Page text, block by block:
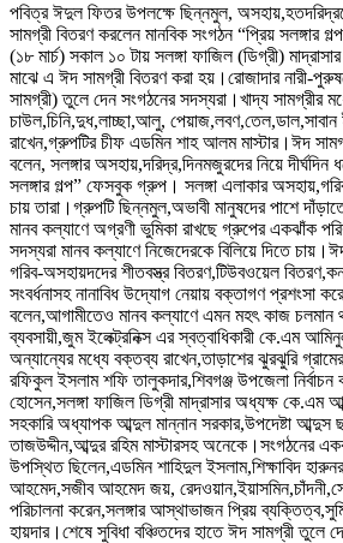
পবিত্র ঈদুল ফিতর উপলক্ষে ছিন্নমুল,
সামগ্রী বিতরণ করলেন মানবিক সংগঠন “প্রিয়
(১৮ মার্চ) সকাল ১০ টায় সলঙ্গা ফাজিল (ডিগ্রী)
মাঝে এ ঈদ সামগ্রী বিতরণ করা হয়।রোজাদার নারী-
সামগ্রী) তুলে দেন সংগঠনের সদস্যরা।খাদ্য সামগ্রীর
চাউল,চিনি,দুধ,লাচ্ছা,আলু,
রাখেন,গ্রুপটির চীফ এডমিন শাহ আলম মাস্টার।ঈদ
বলেন, সলঙ্গার অসহায়,দরিদ্র,দিনমজুরদের নিয়ে
সলঙ্গার গল্প” ফেসবুক গ্রুপ। সলঙ্গা এলাকার
চায় তারা।গ্রুপটি ছিন্নমুল,অভাবী মানুষদের পাশে
মানব কল্যাণে অগ্রণী ভুমিকা রাখছে গ্রুপের একঝাঁক
সদস্যরা মানব কল্যাণে নিজেদেরকে বিলিয়ে দিতে
গরিব-অসহায়দদের শীতবস্ত্র বিতরণ,টিউবওয়েল
সংবর্ধনাসহ নানাবিধ উদ্যোগ নেয়ায় বক্তাগণ প্রশংসা
বলেন,আগামীতেও মানব কল্যাণে এমন মহৎ কাজ চলমান
ব্যবসায়ী,জুম ইলেক্ট্রনিক্স এর স্বত্বাধিকারী কে.এম
অন্যান্যের মধ্যে বক্তব্য রাখেন,তাড়াশের ঝুরঝুরি গ্রামের
রফিকুল ইসলাম শফি তালুকদার,শিবগঞ্জ উপজেলা নির্বাচন
হোসেন,সলঙ্গা ফাজিল ডিগ্রী মাদ্রাসার অধ্যক্ষ কে.এম
সহকারি অধ্যাপক আব্দুল মান্নান সরকার,উপদেষ্টা আব্দুস
তাজউদ্দীন,আব্দুর রহিম মাস্টারসহ অনেকে।সংগঠনের
উপস্থিত ছিলেন,এডমিন শাহিদুল ইসলাম,শিক্ষাবিদ
আহমেদ,সজীব আহমেদ জয়,
পরিচালনা করেন,সলঙ্গার আস্থাভাজন প্রিয়
হায়দার।শেষে সুবিধা বঞ্চিতদের হাতে ঈদ সামগ্রী তুলে